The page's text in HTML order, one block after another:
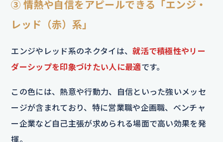
③ 情熱や自信をアピールできる「エンジ・
レッド（赤）系」
エンジやレッド系のネクタイは、就活で積極性やリー
ダーシップを印象づけたい人に最適です。
この色には、熱意や行動力、自信といった強いメッセ
ージが含まれており、特に営業職や企画職、ベンチャ
ー企業など自己主張が求められる場面で高い効果を発
揮。